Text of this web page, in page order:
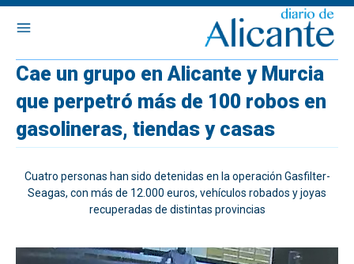
Cae un grupo en Alicante y Murcia
que perpetró más de 100 robos en
gasolineras, tiendas y casas
Cuatro personas han sido detenidas en la operación Gasfilter-
Seagas, con más de 12.000 euros, vehículos robados y joyas
recuperadas de distintas provincias